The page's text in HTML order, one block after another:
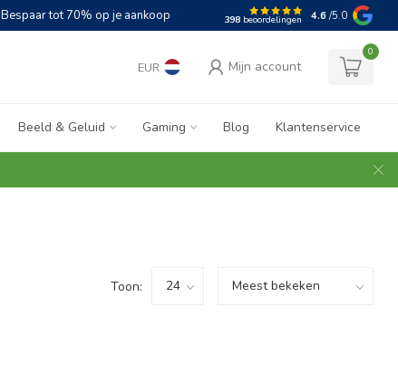
Bespaar tot 70% op je aankoop 398 beoordelingen 4.6 /5.0
EUR Mijn account
0
Beeld & Geluid Gaming Blog Klantenservice
Toon: